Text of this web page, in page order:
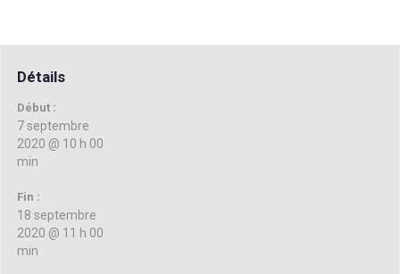
Détails
Début :
7 septembre
2020 @ 10 h 00
min
Fin :
18 septembre
2020 @ 11 h 00
min